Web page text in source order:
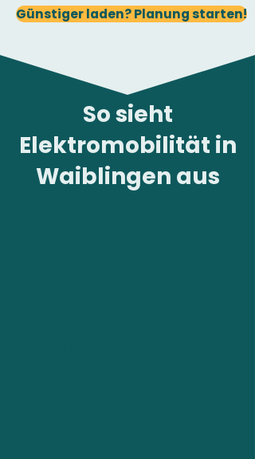
Günstiger laden? Planung starten!
So sieht
Elektromobilität in
Waiblingen aus